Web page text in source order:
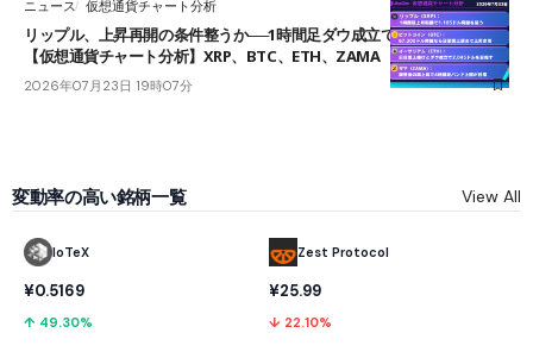
ニュース 仮想通貨チャート分析
リップル、上昇再開の条件整うか──1時間足ダウ成立で1.185ドルを狙う
【仮想通貨チャート分析】XRP、BTC、ETH、ZAMA
2026年07月23日 19時07分
変動率の高い銘柄一覧 View All
IoTeX
¥0.5169
↑ 49.30%
Zest Protocol
¥25.99
↓ 22.10%